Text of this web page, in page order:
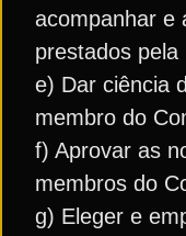
acompanhar e
prestados pela
e) Dar ciência
membro do
f) Aprovar as
membros do
g) Eleger e